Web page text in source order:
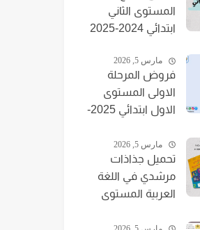
المستوى الثاني
ابتدائي 2024-2025
مارس 5, 2026
فروض المرحلة
الاولى المستوى
الاول ابتدائي 2025-
مارس 5, 2026
تحميل جذاذات
مرشدي في اللغة
العربية المستوى